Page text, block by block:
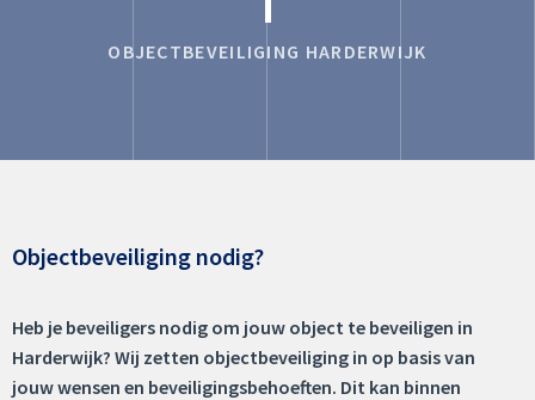
OBJECTBEVEILIGING HARDERWIJK
Objectbeveiliging nodig?
Heb je beveiligers nodig om jouw object te beveiligen in
Harderwijk? Wij zetten objectbeveiliging in op basis van
jouw wensen en beveiligingsbehoeften. Dit kan binnen